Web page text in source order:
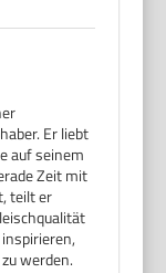
Er liebt
auf seinem
Zeit mit
teilt er
werden.